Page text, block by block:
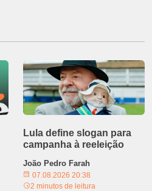
Lula define slogan para
campanha à reeleição
João Pedro Farah
07.08.2026 20:38
2 minutos de leitura